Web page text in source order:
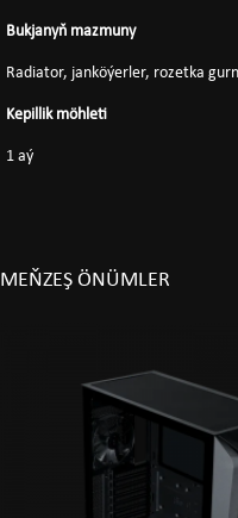
Bukjanyň mazmuny
Radiator, janköýerler, rozetka
Kepillik möhleti
1 aý
MEŇZEŞ ÖNÜMLER